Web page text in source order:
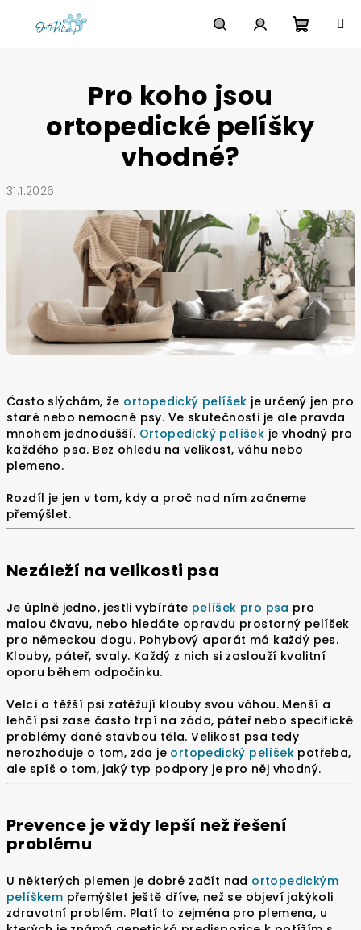
Pro koho jsou
ortopedické pelíšky
vhodné?
31.1.2026
Často slýchám, že ortopedický pelíšek je určený jen pro
staré nebo nemocné psy. Ve skutečnosti je ale pravda
mnohem jednodušší. Ortopedický pelíšek je vhodný pro
každého psa. Bez ohledu na velikost, váhu nebo
plemeno.
Rozdíl je jen v tom, kdy a proč nad ním začneme
přemýšlet.
Nezáleží na velikosti psa
Je úplně jedno, jestli vybíráte pelíšek pro psa pro
malou čivavu, nebo hledáte opravdu prostorný pelíšek
pro německou dogu. Pohybový aparát má každý pes.
Klouby, páteř, svaly. Každý z nich si zaslouží kvalitní
oporu během odpočinku.
Velcí a těžší psi zatěžují klouby svou váhou. Menší a
lehčí psi zase často trpí na záda, páteř nebo specifické
problémy dané stavbou těla. Velikost psa tedy
nerozhoduje o tom, zda je ortopedický pelíšek potřeba,
ale spíš o tom, jaký typ podpory je pro něj vhodný.
Prevence je vždy lepší než řešení
problému
U některých plemen je dobré začít nad ortopedickým
pelíškem přemýšlet ještě dříve, než se objeví jakýkoli
zdravotní problém. Platí to zejména pro plemena, u